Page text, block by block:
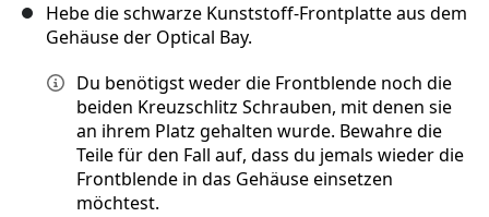
Hebe die schwarze Kunststoff-Frontplatte aus dem
Gehäuse der Optical Bay.
Du benötigst weder die Frontblende noch die
beiden Kreuzschlitz Schrauben, mit denen sie
an ihrem Platz gehalten wurde. Bewahre die
Teile für den Fall auf, dass du jemals wieder die
Frontblende in das Gehäuse einsetzen
möchtest.